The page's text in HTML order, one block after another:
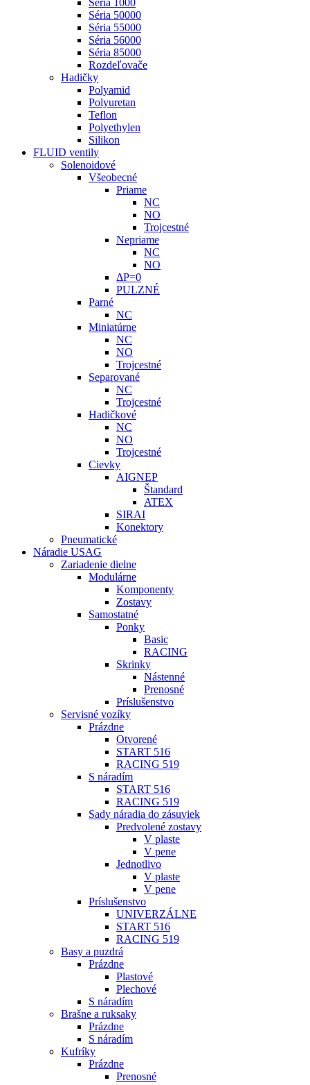
Séria 1000
Séria 50000
Séria 55000
Séria 56000
Séria 85000
Rozdeľovače
Hadičky
Polyamid
Polyuretan
Teflon
Polyethylen
Silikon
FLUID ventily
Solenoidové
Všeobecné
Priame
NC
NO
Trojcestné
Nepriame
NC
NO
ΔP=0
PULZNÉ
Parné
NC
Miniatúrne
NC
NO
Trojcestné
Separované
NC
Trojcestné
Hadičkové
NC
NO
Trojcestné
Cievky
AIGNEP
Štandard
ATEX
SIRAI
Konektory
Pneumatické
Náradie USAG
Zariadenie dielne
Modulárne
Komponenty
Zostavy
Samostatné
Ponky
Basic
RACING
Skrinky
Nástenné
Prenosné
Príslušenstvo
Servisné vozíky
Prázdne
Otvorené
START 516
RACING 519
S náradím
START 516
RACING 519
Sady náradia do zásuviek
Predvolené zostavy
V plaste
V pene
Jednotlivo
V plaste
V pene
Príslušenstvo
UNIVERZÁLNE
START 516
RACING 519
Basy a puzdrá
Prázdne
Plastové
Plechové
S náradím
Brašne a ruksaky
Prázdne
S náradím
Kufríky
Prázdne
Prenosné